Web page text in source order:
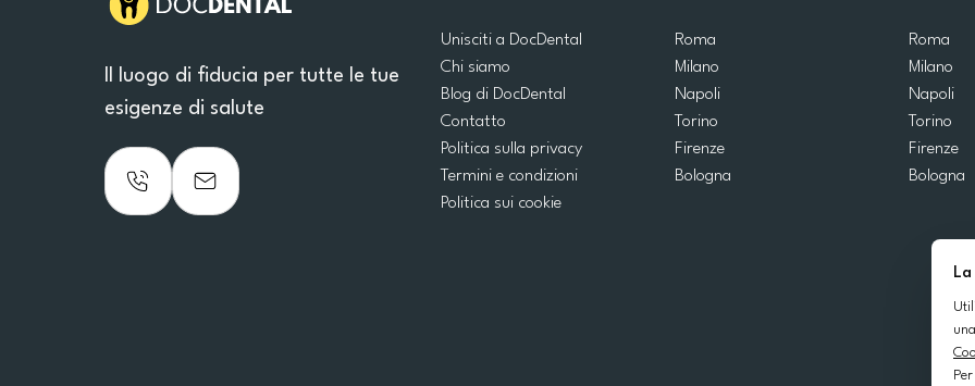
Il luogo di fiducia per tutte le tue
esigenze di salute
Unisciti a DocDental
Chi siamo
Blog di DocDental
Contatto
Politica sulla privacy
Termini e condizioni
Politica sui cookie
Roma
Milano
Napoli
Torino
Firenze
Bologna
Roma
Milano
Napoli
Torino
Firenze
Bologna